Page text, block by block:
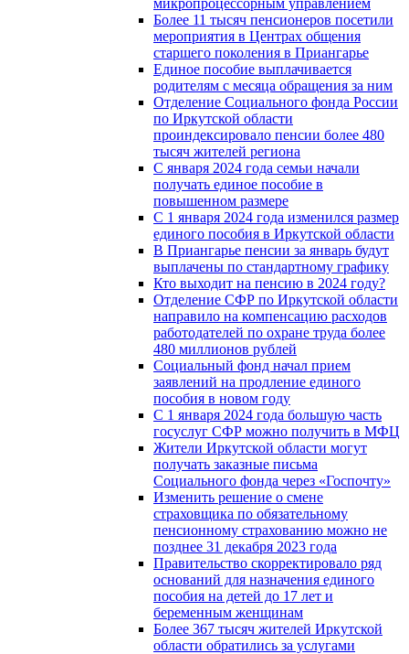
Более 11 тысяч пенсионеров посетили
мероприятия в Центрах общения
старшего поколения в Приангарье
Единое пособие выплачивается
родителям с месяца обращения за ним
Отделение Социального фонда России
по Иркутской области
проиндексировало пенсии более 480
тысяч жителей региона
С января 2024 года семьи начали
получать единое пособие в
повышенном размере
С 1 января 2024 года изменился размер
единого пособия в Иркутской области
В Приангарье пенсии за январь будут
выплачены по стандартному графику
Кто выходит на пенсию в 2024 году?
Отделение СФР по Иркутской области
направило на компенсацию расходов
работодателей по охране труда более
480 миллионов рублей
Социальный фонд начал прием
заявлений на продление единого
пособия в новом году
С 1 января 2024 года большую часть
госуслуг СФР можно получить в МФЦ
Жители Иркутской области могут
получать заказные письма
Социального фонда через «Госпочту»
Изменить решение о смене
страховщика по обязательному
пенсионному страхованию можно не
позднее 31 декабря 2023 года
Правительство скорректировало ряд
оснований для назначения единого
пособия на детей до 17 лет и
беременным женщинам
Более 367 тысяч жителей Иркутской
области обратились за услугами